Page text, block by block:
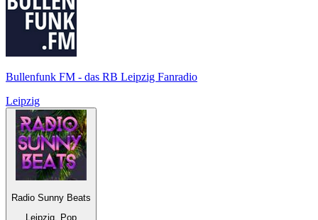
Bullenfunk FM - das RB Leipzig Fanradio
Leipzig
Radio Sunny Beats
Leipzig, Pop